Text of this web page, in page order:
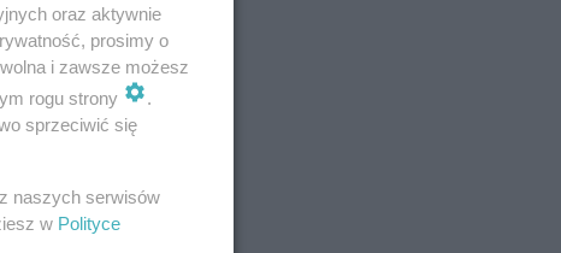
oraz aktywnie
prosimy o
i zawsze możesz
rogu strony
.
sprzeciwić się
naszych serwisów
w Polityce